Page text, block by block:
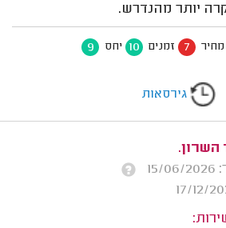
יותר מהנדרש.
מחיר 7 זמנים 10 יחס 9
גירסאות
השרון.